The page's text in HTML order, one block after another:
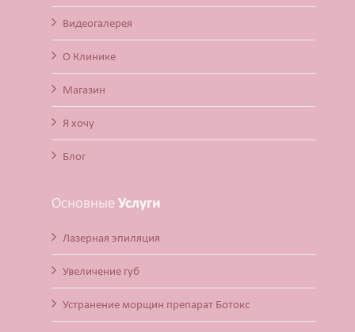
Видеогалерея
О Клинике
Магазин
Я хочу
Блог
Основные Услуги
Лазерная эпиляция
Увеличение губ
Устранение морщин препарат Ботокс